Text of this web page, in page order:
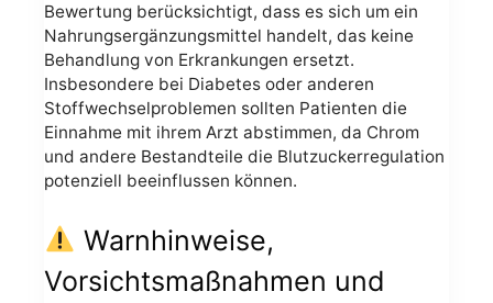
Bewertung berücksichtigt, dass es sich um ein
Nahrungsergänzungsmittel handelt, das keine
Behandlung von Erkrankungen ersetzt.
Insbesondere bei Diabetes oder anderen
Stoffwechselproblemen sollten Patienten die
Einnahme mit ihrem Arzt abstimmen, da Chrom
und andere Bestandteile die Blutzuckerregulation
potenziell beeinflussen können.
Warnhinweise,
Vorsichtsmaßnahmen und